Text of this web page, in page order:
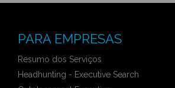
PARA EMPRESAS
Resumo dos Serviços
Headhunting - Executive Search